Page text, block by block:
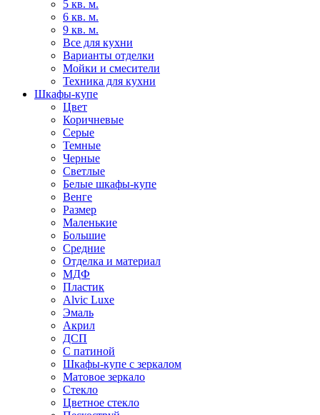
5 кв. м.
6 кв. м.
9 кв. м.
Все для кухни
Варианты отделки
Мойки и смесители
Техника для кухни
Шкафы-купе
Цвет
Коричневые
Серые
Темные
Черные
Светлые
Белые шкафы-купе
Венге
Размер
Маленькие
Большие
Средние
Отделка и материал
МДФ
Пластик
Alvic Luxe
Эмаль
Акрил
ДСП
С патиной
Шкафы-купе с зеркалом
Матовое зеркало
Стекло
Цветное стекло